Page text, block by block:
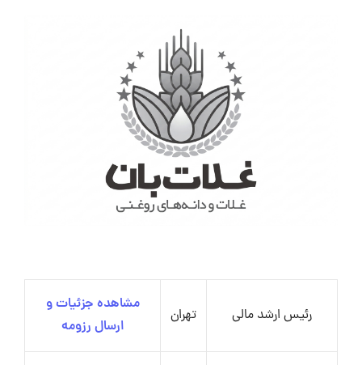
رئیس ارشد مالی تهران
مشاهده جزئیات و
ارسال رزومه